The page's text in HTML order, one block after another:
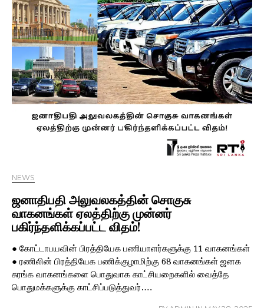
NEWS
ஜனாதிபதி அலுவலகத்தின் சொகுசு
வாகனங்கள் ஏலத்திற்கு முன்னர்
பகிர்ந்தளிக்கப்பட்ட விதம்!
● கோட்டாபயவின் பிரத்தியேக பணியாளர்களுக்கு 11 வாகனங்கள்
● ரணிலின் பிரத்தியேக பணிக்குழாமிற்கு 68 வாகனங்கள் ஜனக
சுரங்க வாகனங்களை பொதுவாக காட்சியறைகளில் வைத்தே
பொதுமக்களுக்கு காட்சிப்படுத்துவர்….